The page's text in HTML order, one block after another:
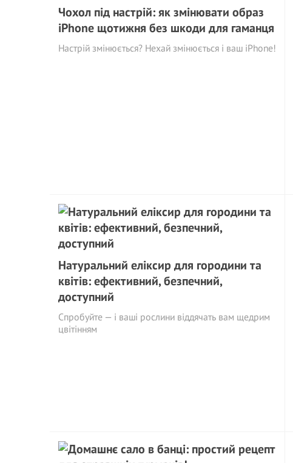
Чохол під настрій: як змінювати образ
iPhone щотижня без шкоди для гаманця
Настрій змінюється? Нехай змінюється і ваш iPhone!
Натуральний еліксир для городини та
квітів: ефективний, безпечний,
доступний
Спробуйте — і ваші рослини віддячать вам щедрим
цвітінням